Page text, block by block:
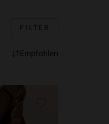
Animal Print
FILTER
Empfohlen